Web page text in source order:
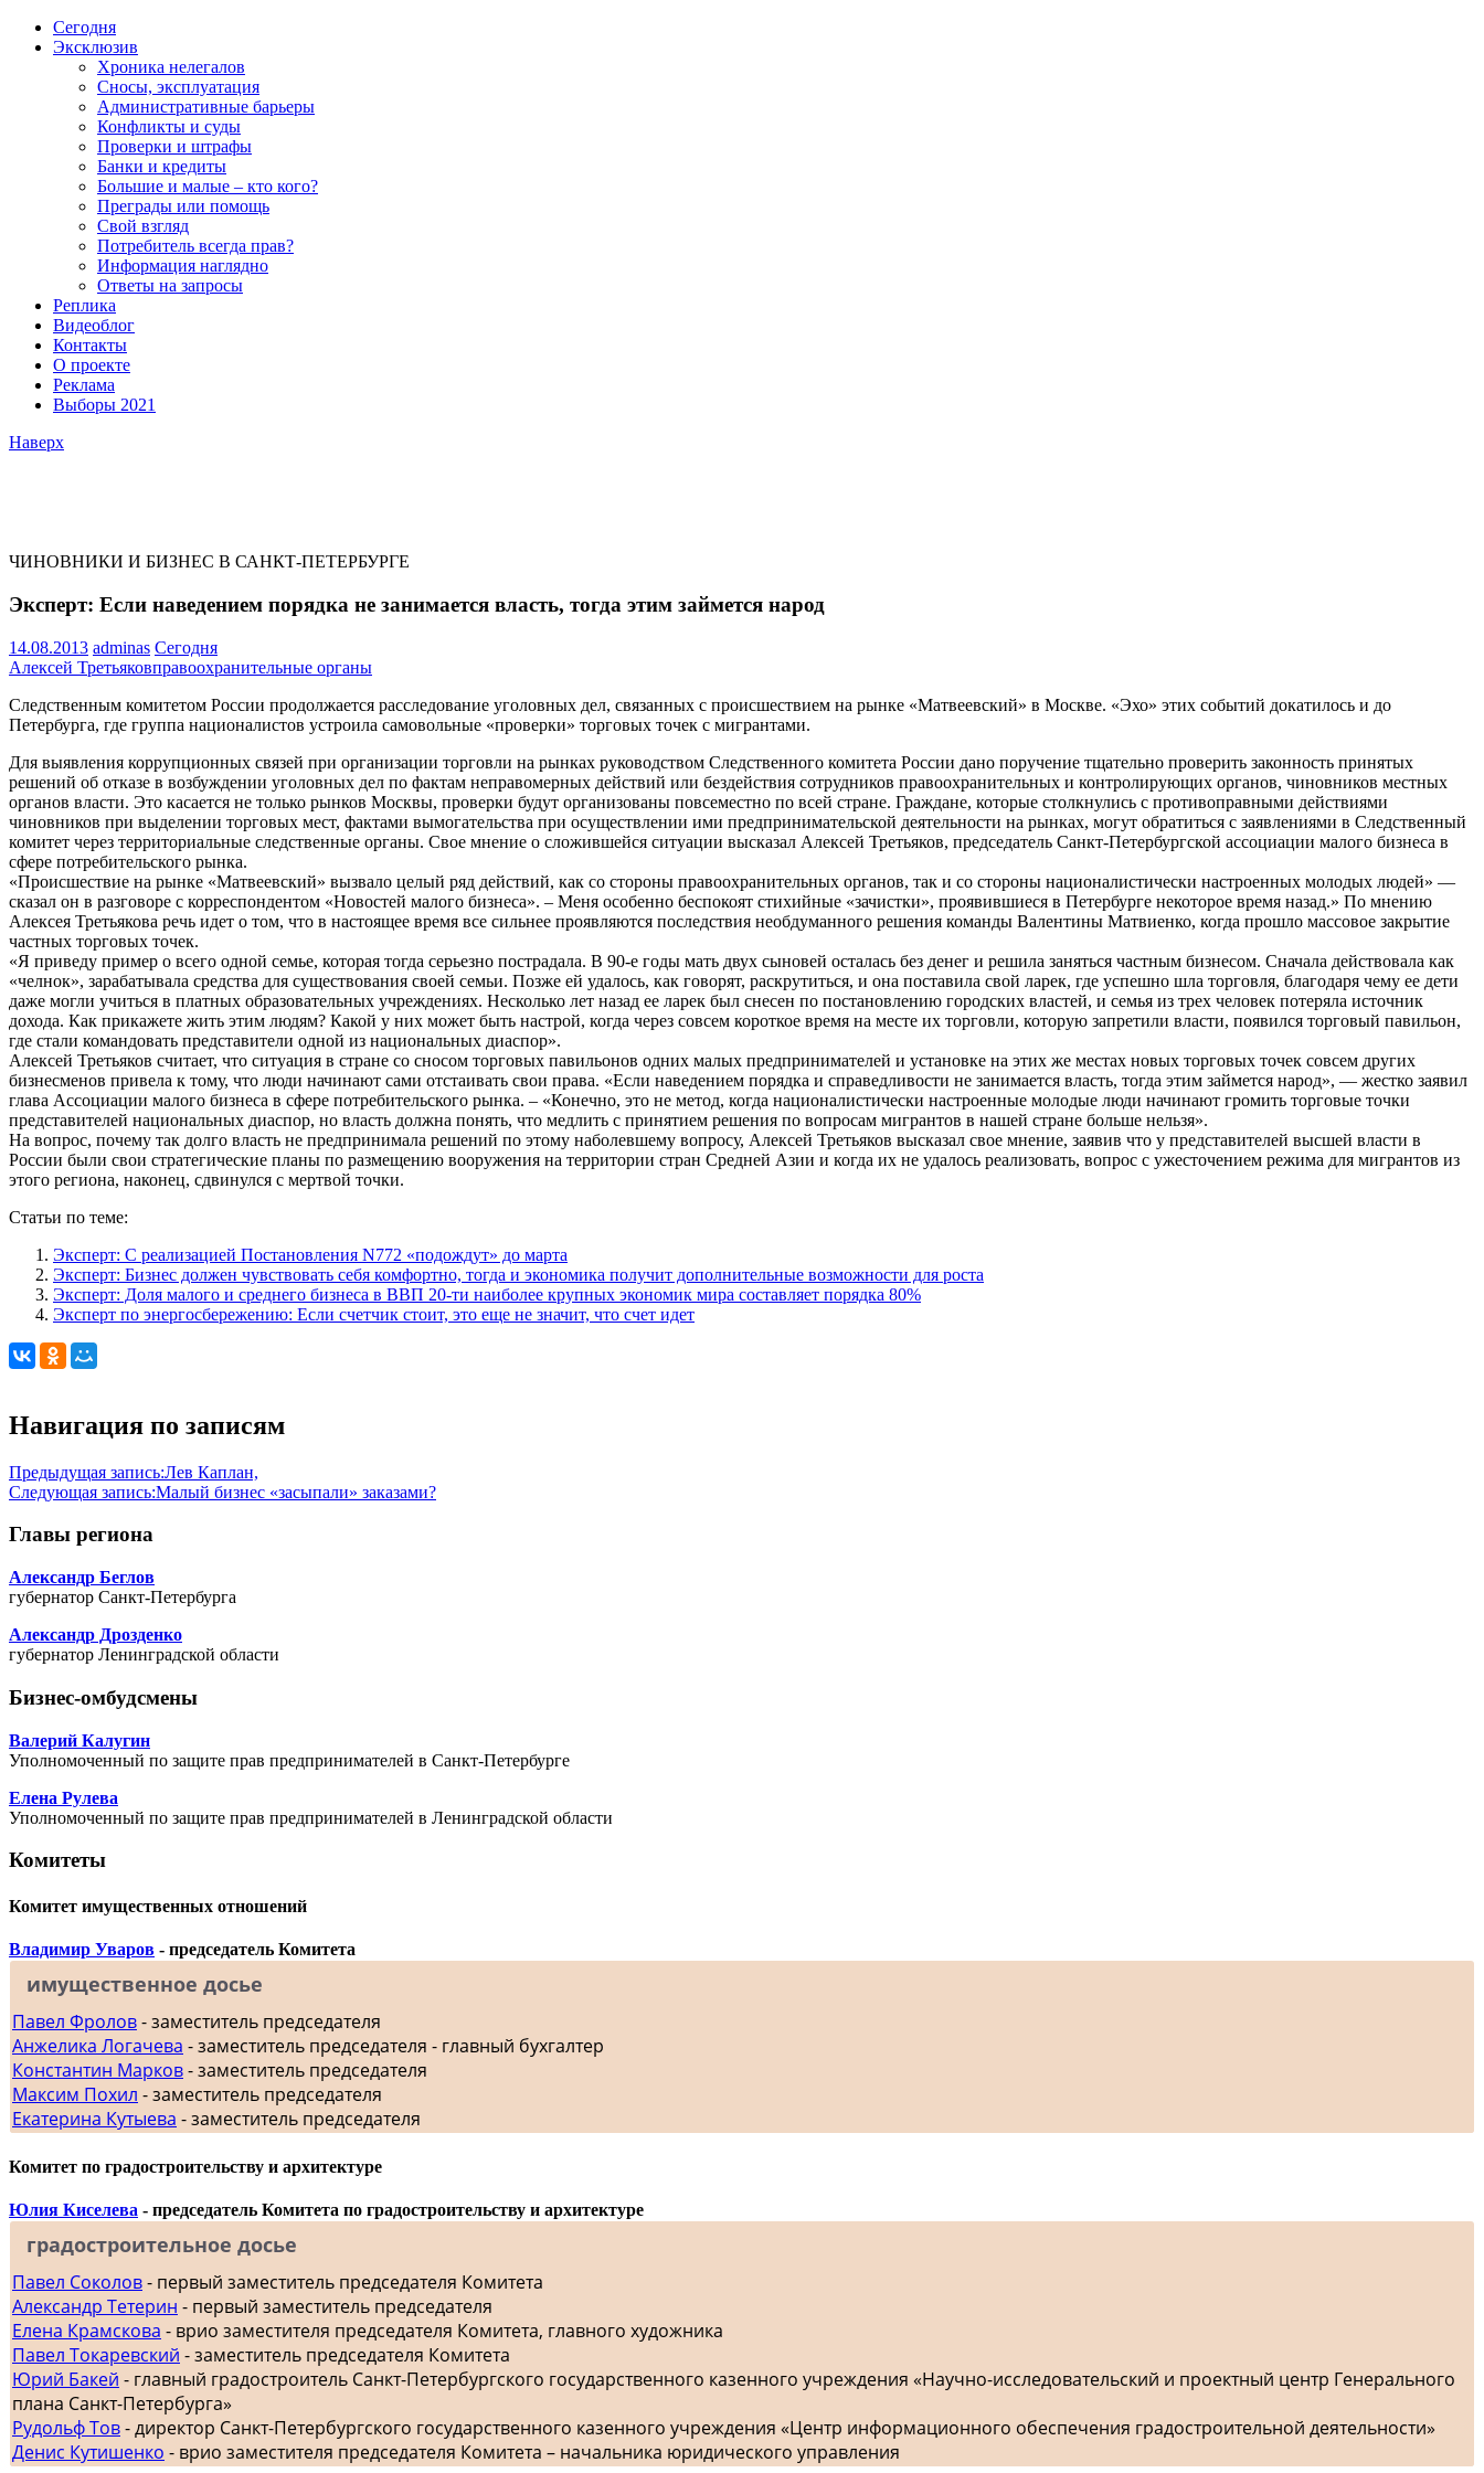
Сегодня
Эксклюзив
Хроника нелегалов
Сносы, эксплуатация
Административные барьеры
Конфликты и суды
Проверки и штрафы
Банки и кредиты
Большие и малые – кто кого?
Преграды или помощь
Свой взгляд
Потребитель всегда прав?
Информация наглядно
Ответы на запросы
Реплика
Видеоблог
Контакты
О проекте
Реклама
Выборы 2021
Наверх
ЧИНОВНИКИ И БИЗНЕС В САНКТ-ПЕТЕРБУРГЕ
Эксперт: Если наведением порядка не занимается власть, тогда этим займется народ
14.08.2013 adminas Сегодня
Алексей Третьяковправоохранительные органы
Следственным комитетом России продолжается расследование уголовных дел, связанных с происшествием на рынке «Матвеевский» в Москве. «Эхо» этих событий докатилось и до
Петербурга, где группа националистов устроила самовольные «проверки» торговых точек с мигрантами.
Для выявления коррупционных связей при организации торговли на рынках руководством Следственного комитета России дано поручение тщательно проверить законность принятых
решений об отказе в возбуждении уголовных дел по фактам неправомерных действий или бездействия сотрудников правоохранительных и контролирующих органов, чиновников местных
органов власти. Это касается не только рынков Москвы, проверки будут организованы повсеместно по всей стране. Граждане, которые столкнулись с противоправными действиями
чиновников при выделении торговых мест, фактами вымогательства при осуществлении ими предпринимательской деятельности на рынках, могут обратиться с заявлениями в Следственный
комитет через территориальные следственные органы. Свое мнение о сложившейся ситуации высказал Алексей Третьяков, председатель Санкт-Петербургской ассоциации малого бизнеса в
сфере потребительского рынка.
«Происшествие на рынке «Матвеевский» вызвало целый ряд действий, как со стороны правоохранительных органов, так и со стороны националистически настроенных молодых людей» —
сказал он в разговоре с корреспондентом «Новостей малого бизнеса». – Меня особенно беспокоят стихийные «зачистки», проявившиеся в Петербурге некоторое время назад.» По мнению
Алексея Третьякова речь идет о том, что в настоящее время все сильнее проявляются последствия необдуманного решения команды Валентины Матвиенко, когда прошло массовое закрытие
частных торговых точек.
«Я приведу пример о всего одной семье, которая тогда серьезно пострадала. В 90-е годы мать двух сыновей осталась без денег и решила заняться частным бизнесом. Сначала действовала как
«челнок», зарабатывала средства для существования своей семьи. Позже ей удалось, как говорят, раскрутиться, и она поставила свой ларек, где успешно шла торговля, благодаря чему ее дети
даже могли учиться в платных образовательных учреждениях. Несколько лет назад ее ларек был снесен по постановлению городских властей, и семья из трех человек потеряла источник
дохода. Как прикажете жить этим людям? Какой у них может быть настрой, когда через совсем короткое время на месте их торговли, которую запретили власти, появился торговый павильон,
где стали командовать представители одной из национальных диаспор».
Алексей Третьяков считает, что ситуация в стране со сносом торговых павильонов одних малых предпринимателей и установке на этих же местах новых торговых точек совсем других
бизнесменов привела к тому, что люди начинают сами отстаивать свои права. «Если наведением порядка и справедливости не занимается власть, тогда этим займется народ», — жестко заявил
глава Ассоциации малого бизнеса в сфере потребительского рынка. – «Конечно, это не метод, когда националистически настроенные молодые люди начинают громить торговые точки
представителей национальных диаспор, но власть должна понять, что медлить с принятием решения по вопросам мигрантов в нашей стране больше нельзя».
На вопрос, почему так долго власть не предпринимала решений по этому наболевшему вопросу, Алексей Третьяков высказал свое мнение, заявив что у представителей высшей власти в
России были свои стратегические планы по размещению вооружения на территории стран Средней Азии и когда их не удалось реализовать, вопрос с ужесточением режима для мигрантов из
этого региона, наконец, сдвинулся с мертвой точки.
Статьи по теме:
Эксперт: С реализацией Постановления N772 «подождут» до марта
Эксперт: Бизнес должен чувствовать себя комфортно, тогда и экономика получит дополнительные возможности для роста
Эксперт: Доля малого и среднего бизнеса в ВВП 20-ти наиболее крупных экономик мира составляет порядка 80%
Эксперт по энергосбережению: Если счетчик стоит, это еще не значит, что счет идет
Навигация по записям
Предыдущая запись:Лев Каплан,
Следующая запись:Малый бизнес «засыпали» заказами?
Главы региона
Александр Беглов
губернатор Санкт-Петербурга
Александр Дрозденко
губернатор Ленинградской области
Бизнес-омбудсмены
Валерий Калугин
Уполномоченный по защите прав предпринимателей в Санкт-Петербурге
Елена Рулева
Уполномоченный по защите прав предпринимателей в Ленинградской области
Комитеты
Комитет имущественных отношений
Владимир Уваров - председатель Комитета
имущественное досье
Павел Фролов- заместитель председателя
Анжелика Логачева - заместитель председателя - главный бухгалтер
Константин Марков- заместитель председателя
Максим Похил - заместитель председателя
Екатерина Кутыева - заместитель председателя
Комитет по градостроительству и архитектуре
Юлия Киселева - председатель Комитета по градостроительству и архитектуре
градостроительное досье
Павел Соколов- первый заместитель председателя Комитета
Александр Тетерин - первый заместитель председателя
Елена Крамскова - врио заместителя председателя Комитета, главного художника
Павел Токаревский - заместитель председателя Комитета
Юрий Бакей - главный градостроитель Санкт-Петербургского государственного казенного учреждения «Научно-исследовательский и проектный центр Генерального
плана Санкт-Петербурга»
Рудольф Тов- директор Санкт-Петербургского государственного казенного учреждения «Центр информационного обеспечения градостроительной деятельности»
Денис Кутишенко - врио заместителя председателя Комитета – начальника юридического управления